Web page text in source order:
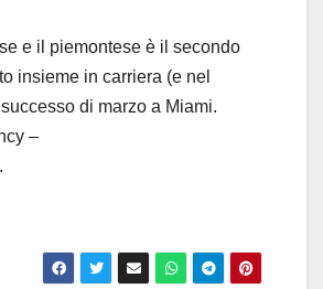
e il piemontese è il secondo
insieme in carriera (e nel
di marzo a Miami.
–